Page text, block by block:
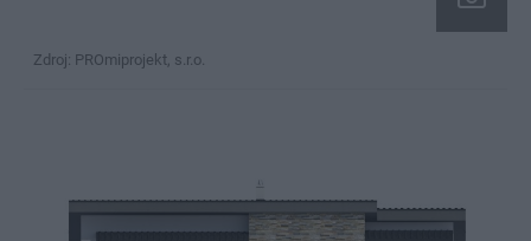
Zdroj: PROmiprojekt, s.r.o.